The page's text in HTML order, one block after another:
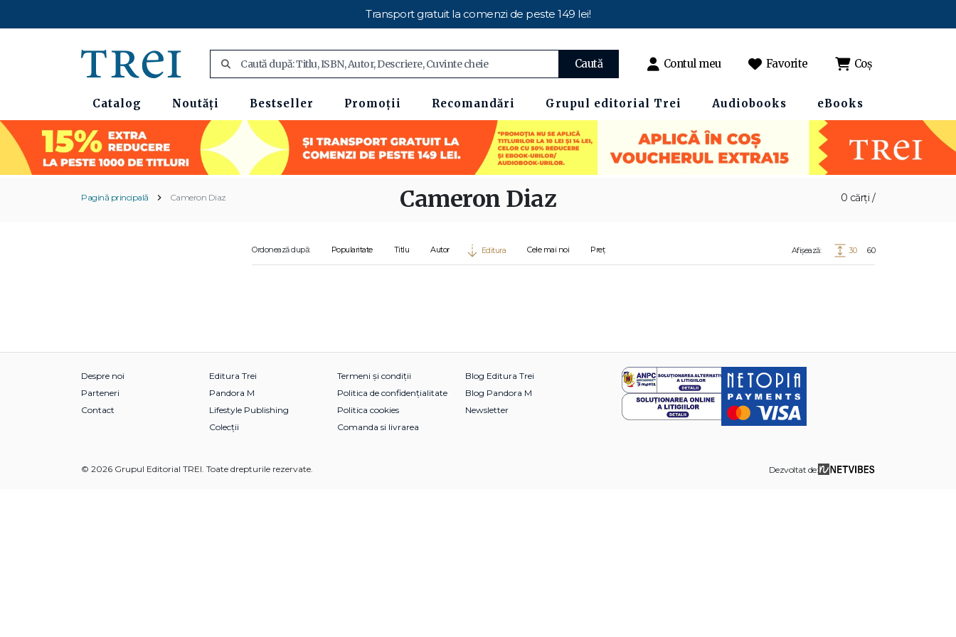
Transport gratuit la comenzi de peste 149 lei!
Caută Contul meu Favorite Coș
Catalog Noutăți Bestseller Promoții Recomandări Grupul editorial Trei Audiobooks eBooks
Pagină principală Cameron Diaz 0 cărți /
Cameron Diaz
Ordonează după: Popularitate Titlu Autor Editura Cele mai noi Preț Afișează: 30 60
Despre noi
Parteneri
Contact
Editura Trei
Pandora M
Lifestyle Publishing
Colecții
Termeni și condiții
Politica de confidențialitate
Politica cookies
Comanda si livrarea
Blog Editura Trei
Blog Pandora M
Newsletter
© 2026 Grupul Editorial TREI. Toate drepturile rezervate. Dezvoltat de: